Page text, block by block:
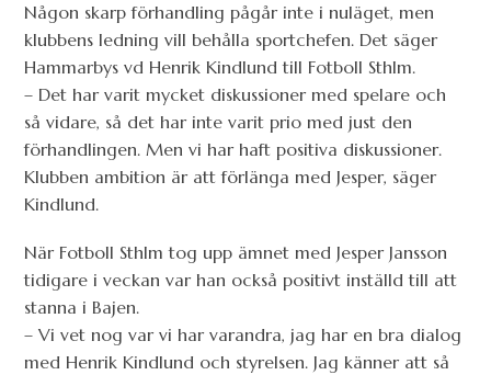
Någon skarp förhandling pågår inte i nuläget, men
klubbens ledning vill behålla sportchefen. Det säger
Hammarbys vd Henrik Kindlund till Fotboll Sthlm.
– Det har varit mycket diskussioner med spelare och
så vidare, så det har inte varit prio med just den
förhandlingen. Men vi har haft positiva diskussioner.
Klubben ambition är att förlänga med Jesper, säger
Kindlund.
När Fotboll Sthlm tog upp ämnet med Jesper Jansson
tidigare i veckan var han också positivt inställd till att
stanna i Bajen.
– Vi vet nog var vi har varandra, jag har en bra dialog
med Henrik Kindlund och styrelsen. Jag känner att så